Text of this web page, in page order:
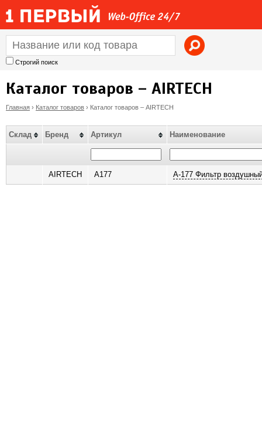
Jump to navigation
Строгий поиск
Каталог товаров – AIRTECH
В
ы
Главная › Каталог товаров › Каталог товаров – AIRTECH
Склад Бренд Артикул Наименование
AIRTECH A177 A-177 Фильтр